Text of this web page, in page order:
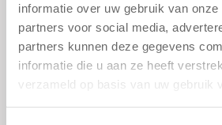
informatie over uw gebruik van
partners voor social media,
partners kunnen deze gegevens
informatie die u aan ze heeft
verzameld op basis van uw gebruik
Formulieren
Klachten
Verkorte
aanmeldformulieren